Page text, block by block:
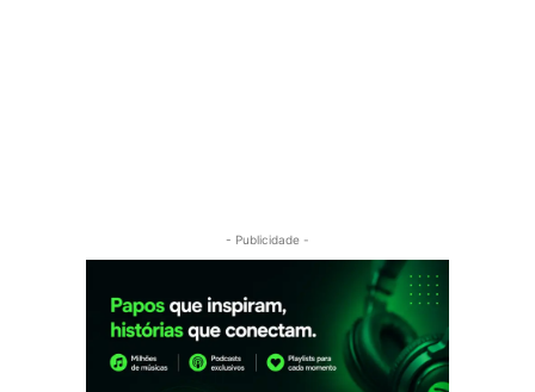
- Publicidade -